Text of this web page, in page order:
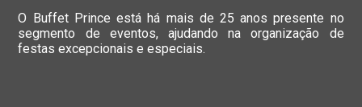
O Buffet Prince está há mais de 25 anos presente no
segmento de eventos, ajudando na organização de
festas excepcionais e especiais.